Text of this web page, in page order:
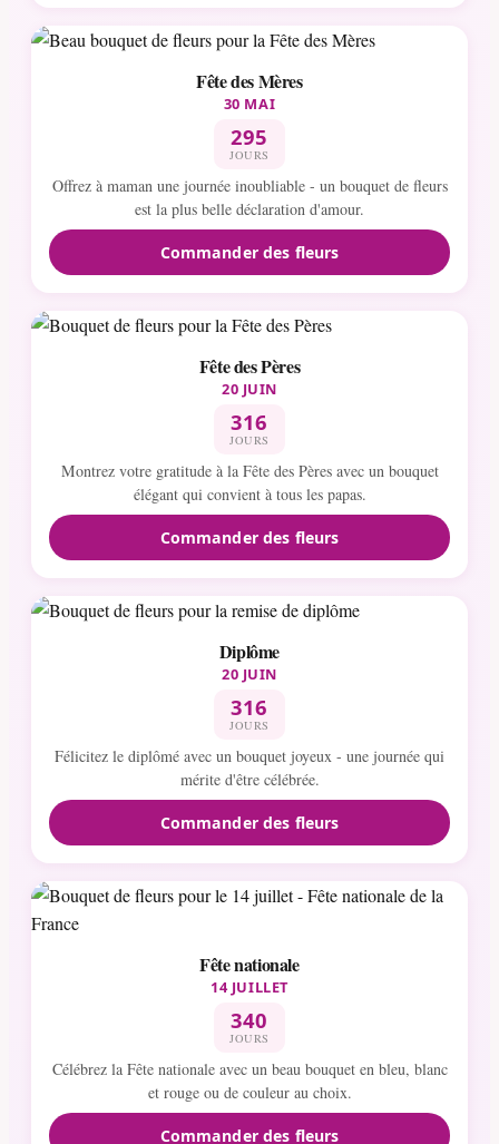
Fête des Mères
30 MAI
295
JOURS
Offrez à maman une journée inoubliable - un bouquet de fleurs
est la plus belle déclaration d'amour.
Commander des fleurs
Fête des Pères
20 JUIN
316
JOURS
Montrez votre gratitude à la Fête des Pères avec un bouquet
élégant qui convient à tous les papas.
Commander des fleurs
Diplôme
20 JUIN
316
JOURS
Félicitez le diplômé avec un bouquet joyeux - une journée qui
mérite d'être célébrée.
Commander des fleurs
Fête nationale
14 JUILLET
340
JOURS
Célébrez la Fête nationale avec un beau bouquet en bleu, blanc
et rouge ou de couleur au choix.
Commander des fleurs